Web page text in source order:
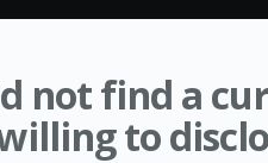
not find a
to